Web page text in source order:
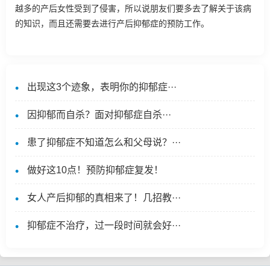
越多的产后女性受到了侵害，所以说朋友们要多去了解关于该病
的知识，而且还需要去进行产后抑郁症的预防工作。
出现这3个迹象，表明你的抑郁症···
因抑郁而自杀？​面对抑郁症自杀···
患了抑郁症不知道怎么和父母说？···
做好这10点！预防抑郁症复发！
女人产后抑郁的真相来了！几招教···
抑郁症不治疗，过一段时间就会好···